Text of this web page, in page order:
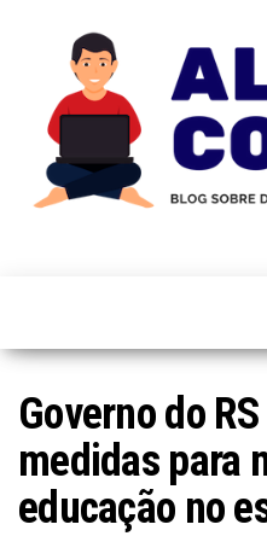
content
Governo do
medidas para
educação no